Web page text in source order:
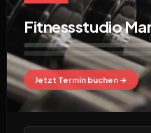
Fitnessstudio
Jetzt Termin buchen →